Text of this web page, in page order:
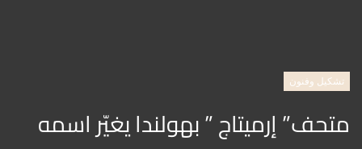
تشكيل وفنون
متحف” إرميتاج ” بهولندا يغيّر اسمه